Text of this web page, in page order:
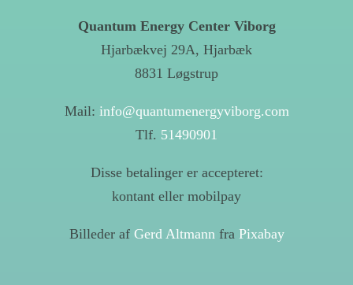
Quantum Energy Center Viborg
Hjarbækvej 29A, Hjarbæk
8831 Løgstrup
Mail: info@quantumenergyviborg.com
Tlf. 51490901
Disse betalinger er accepteret:
kontant eller mobilpay
Billeder af Gerd Altmann fra Pixabay